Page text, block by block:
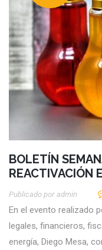
BOLETÍN
REACTIVACIÓN
Publicado por Admin
En el evento realizado
legales, financieros,
energía, Diego Mesa,